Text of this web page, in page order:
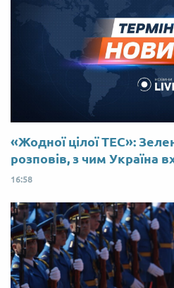
«Жодної цілої ТЕС»:
розповів, з чим Україна
16:58